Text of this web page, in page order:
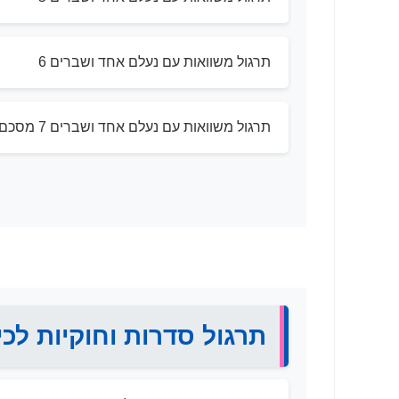
תרגול משוואות עם נעלם אחד ושברים 6
תרגול משוואות עם נעלם אחד ושברים 7 מסכם
תרגול סדרות וחוקיות